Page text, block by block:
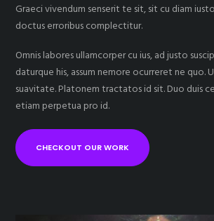
Graeci vivendum senserit te sit, sit cu diam
doctus erroribus complectitur.
Omnis labores ullamcorper cu ius, ad justo
daturque his, assum nemore ocurreret ne quo.
suavitate. Platonem tractatos id sit. Duo duis
etiam perpetua pro id.
CHECKOUT OUR WORK